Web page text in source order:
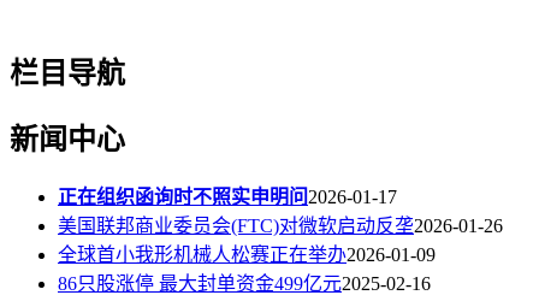
栏目导航
新闻中心
正在组织函询时不照实申明问2026-01-17
美国联邦商业委员会(FTC)对微软启动反垄2026-01-26
全球首小我形机械人松赛正在举办2026-01-09
86只股涨停 最大封单资金499亿元2025-02-16